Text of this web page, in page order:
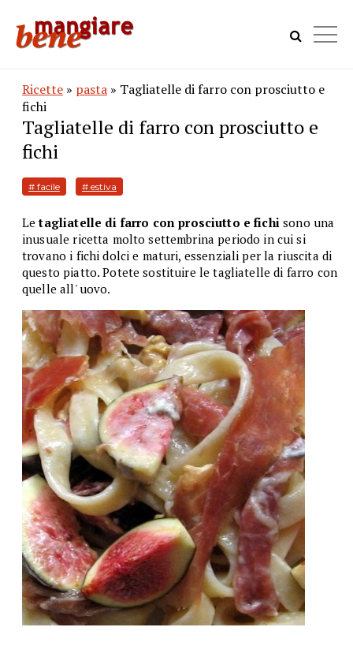
Ricette » pasta » Tagliatelle di farro con prosciutto e
fichi
Tagliatelle di farro con prosciutto e
fichi
# facile # estiva
Le tagliatelle di farro con prosciutto e fichisono una
inusuale ricetta molto settembrina periodo in cui si
trovano i fichi dolci e maturi, essenziali per la riuscita di
questo piatto. Potete sostituire le tagliatelle di farro con
quelle all' uovo.